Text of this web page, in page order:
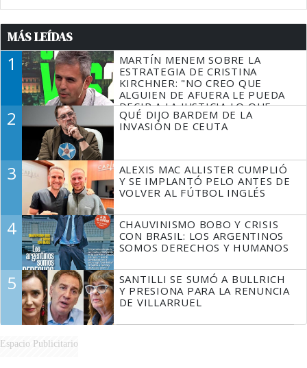
MÁS LEÍDAS
1
MARTÍN MENEM SOBRE LA
ESTRATEGIA DE CRISTINA
KIRCHNER: "NO CREO QUE
ALGUIEN DE AFUERA LE PUEDA
DECIR A LA JUSTICIA LO QUE
TIENE QUE HACER"
2
QUÉ DIJO BARDEM DE LA
INVASIÓN DE CEUTA
3
ALEXIS MAC ALLISTER CUMPLIÓ
Y SE IMPLANTÓ PELO ANTES DE
VOLVER AL FÚTBOL INGLÉS
4
CHAUVINISMO BOBO Y CRISIS
CON BRASIL: LOS ARGENTINOS
SOMOS DERECHOS Y HUMANOS
5
SANTILLI SE SUMÓ A BULLRICH
Y PRESIONA PARA LA RENUNCIA
DE VILLARRUEL
Espacio Publicitario